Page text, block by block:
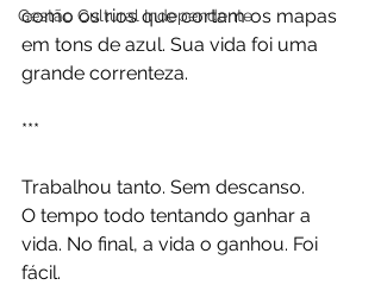
Gestão Cultural Independente
como os rios que cortam os mapas
em tons de azul. Sua vida foi uma
grande correnteza.
***
Trabalhou tanto. Sem descanso.
O tempo todo tentando ganhar a
vida. No final, a vida o ganhou. Foi
fácil.